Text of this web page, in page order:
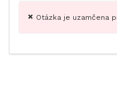
Otázka je uzamčena